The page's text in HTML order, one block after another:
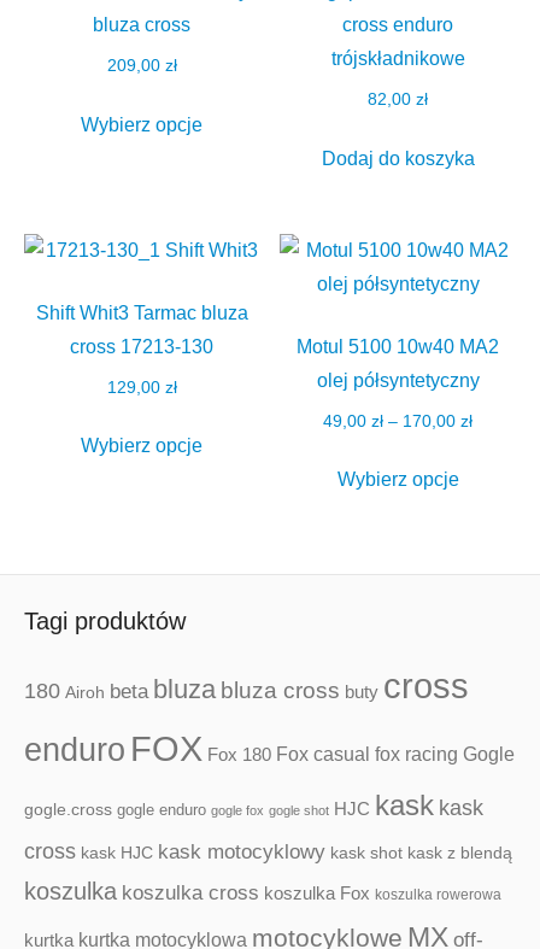
bluza cross
209,00 zł
Wybierz opcje
wariantów.
można
wybrać
produktu
cross enduro
trójskładnikowe
82,00zł
Dodaj do koszyka
Shift Whit3 Tarmac bluza
cross 17213-130
129,00 zł
Wybierz opcje
na
produktu
Motul 5100 10w40 MA2
olej półsyntetyczny
49,00zł – 170,00złZakres
Wybierz opcje
produkt
wybrać
stronie
produktu
Tagi produktów
180 Airoh beta bluza bluza cross buty cross
enduro FOX Fox 180 Fox casual fox racing Gogle
gogle.cross gogle enduro gogle fox gogle shot HJC kask kask
cross kask HJC kask motocyklowy kask shot kask z blendą
koszulka koszulka cross koszulka Fox koszulka rowerowa
kurtka kurtka motocyklowa motocyklowe MX off-